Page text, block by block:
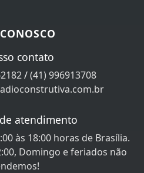
contato
/(41) 996913708
atendimento
às 18:00 horas de Brasília.
Domingo e feriados não